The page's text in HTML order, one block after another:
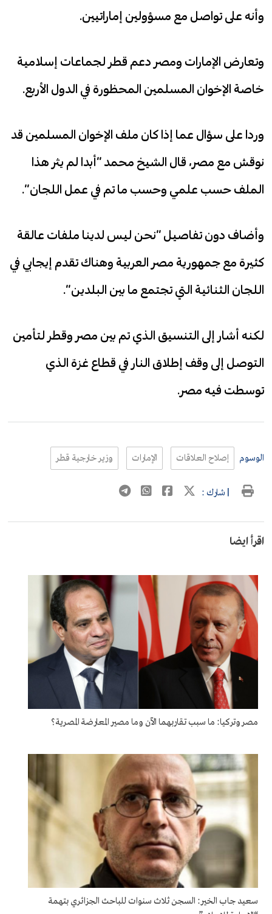
وأنه على تواصل مع مسؤولين إماراتيين.
وتعارض الإمارات ومصر دعم قطر لجماعات إسلامية
خاصة الإخوان المسلمين المحظورة في الدول الأربع.
وردا على سؤال عما إذا كان ملف الإخوان المسلمين قد
نوقش مع مصر، قال الشيخ محمد “أبدا لم يثر هذا
الملف حسب علمي وحسب ما تم في عمل اللجان”.
وأضاف دون تفاصيل “نحن ليس لدينا ملفات عالقة
كثيرة مع جمهورية مصر العربية وهناك تقدم إيجابي في
اللجان الثنائية التي تجتمع ما بين البلدين”.
لكنه أشار إلى التنسيق الذي تم بين مصر وقطر لتأمين
التوصل إلى وقف إطلاق النار في قطاع غزة الذي
توسطت فيه مصر.
الوسوم إصلاح العلاقات الإمارات وزير خارجية قطر
| شارك :
اقرأ ايضا
مصر وتركيا: ما سبب تقاربهما الآن وما مصير المعارضة المصرية؟
سعيد جاب الخير: السجن ثلاث سنوات للباحث الجزائري بتهمة